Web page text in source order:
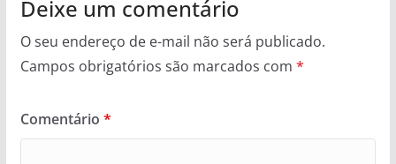
Deixe um comentário
O seu endereço de e-mail não será publicado.
Campos obrigatórios são marcados com *
Comentário *